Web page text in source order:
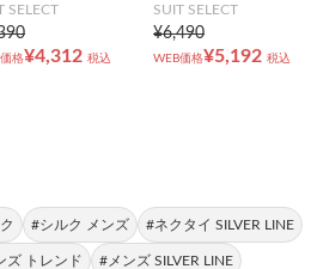
SELECT
格¥4,312 税込
SUIT SELECT
¥6,490
WEB価格¥5,192 税込
#シルク メンズ #ネクタイ SILVER LINE
ズ トレンド #メンズ SILVER LINE